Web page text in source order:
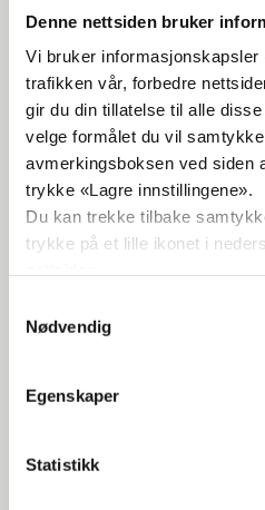
Denne nettsiden bruker
Vi bruker
trafikken vår, forbedre
gir du din tillatelse til alle
velge formålet du vil
avmerkingsboksen ved siden
trykke «Lagre innstillingene».
Du kan trekke tilbake
trykke på et lille ikonet i
Nødvendig
Egenskaper
Statistikk
Jan Dagfinn
Lokallagsleder
93838071
Trond Elnes
Lokallag nestleder